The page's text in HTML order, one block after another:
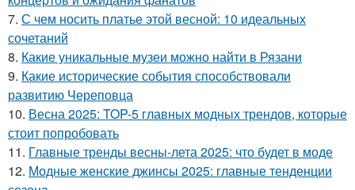
7. С чем носить платье этой весной: 10 идеальных
сочетаний
8. Какие уникальные музеи можно найти в Рязани
9. Какие исторические события способствовали
развитию Череповца
10. Весна 2025: TOP-5 главных модных трендов, которые
стоит попробовать
11. Главные тренды весны-лета 2025: что будет в моде
12. Модные женские джинсы 2025: главные тенденции